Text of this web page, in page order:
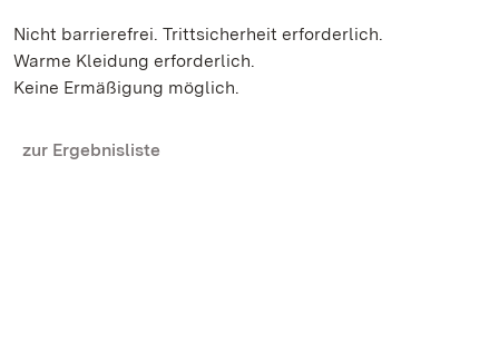
Nicht barrierefrei. Trittsicherheit erforderlich.
Warme Kleidung erforderlich.
Keine Ermäßigung möglich.
zur Ergebnisliste